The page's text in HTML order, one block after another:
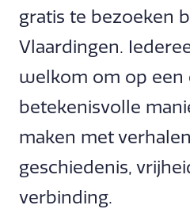
gratis te bezoeken
Vlaardingen.
welkom om op een
betekenisvolle
maken met
geschiedenis,
verbinding.